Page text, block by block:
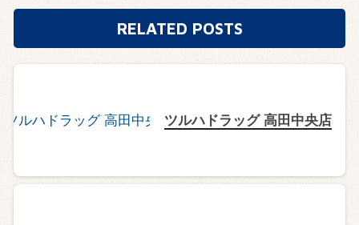
RELATED POSTS
ツルハドラッグ 高田中央店